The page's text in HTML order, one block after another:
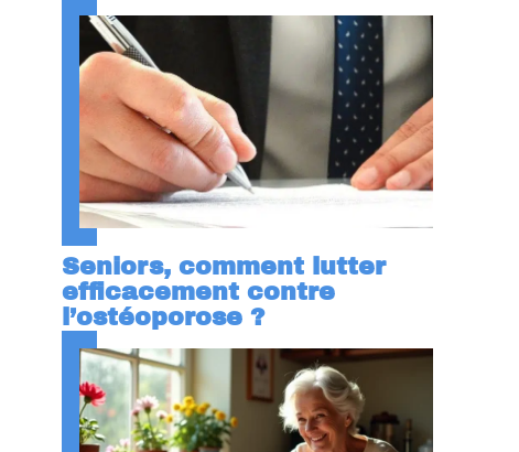
Seniors, comment lutter
efficacement contre
l’ostéoporose ?